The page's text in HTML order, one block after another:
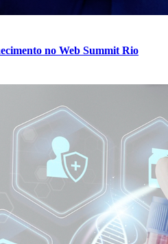
no Web Summit Rio